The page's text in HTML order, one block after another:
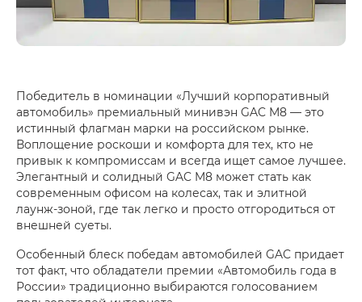
Победитель в номинации «Лучший корпоративный
автомобиль» премиальный минивэн GAC M8 — это
истинный флагман марки на российском рынке.
Воплощение роскоши и комфорта для тех, кто не
привык к компромиссам и всегда ищет самое лучшее.
Элегантный и солидный GAC M8 может стать как
современным офисом на колесах, так и элитной
лаунж-зоной, где так легко и просто отгородиться от
внешней суеты.
Особенный блеск победам автомобилей GAC придает
тот факт, что обладатели премии «Автомобиль года в
России» традиционно выбираются голосованием